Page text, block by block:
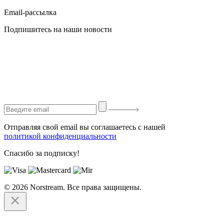
Email-рассылка
Подпишитесь на наши новости
Отправляя свой email вы соглашаетесь с нашей
политикой конфиденциальности
Спасибо за подписку!
© 2026 Norstream. Все права защищены.